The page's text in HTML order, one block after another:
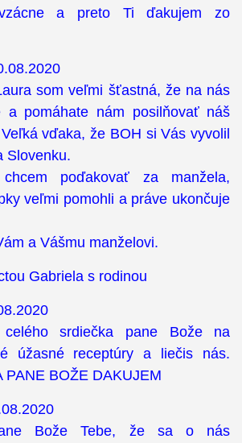
a preto Ti ďakujem zo
som veľmi šťastná, že na nás
a pomáhate nám posilňovať náš
vďaka, že BOH si Vás vyvolil
Slovenku.
poďakovať za manžela,
veľmi pomohli a práve ukončuje
a Vášmu manželovi.
Gabriela s rodinou
srdiečka pane Bože na
úžasné receptúry a liečis nás.
PANE BOŽE DAKUJEM
Bože Tebe, že sa o nás